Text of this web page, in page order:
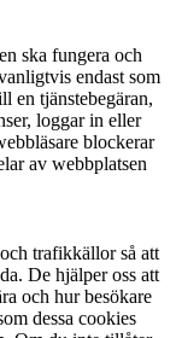
ska fungera och
endast som
en tjänstebegäran,
loggar in eller
blockerar
av webbplatsen
trafikkällor så att
De hjälper oss att
och hur besökare
dessa cookies